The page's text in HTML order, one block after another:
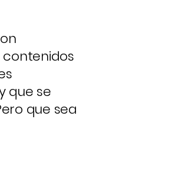
contenidos
que se
que sea